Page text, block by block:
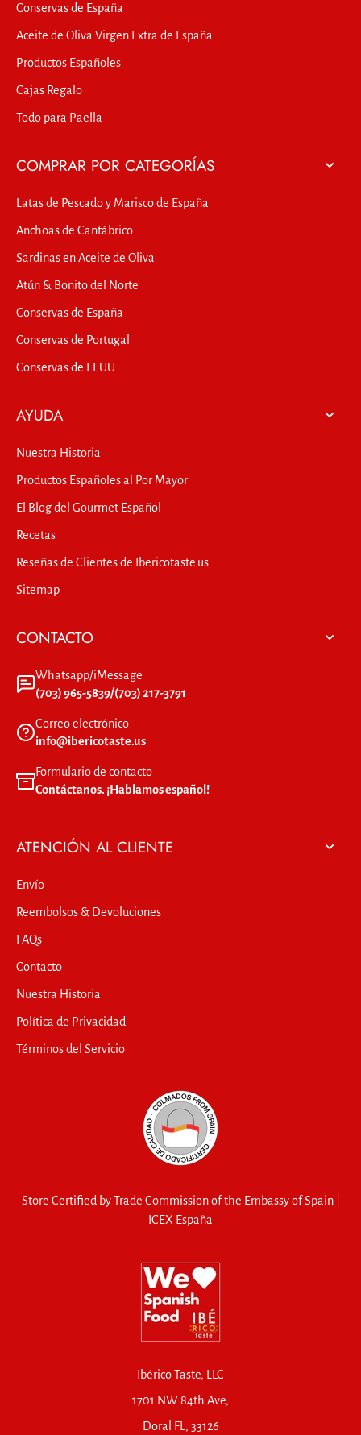
Conservas de España
Aceite de Oliva Virgen Extra de España
Productos Españoles
Cajas Regalo
Todo para Paella
COMPRAR POR CATEGORÍAS
Latas de Pescado y Marisco de España
Anchoas de Cantábrico
Sardinas en Aceite de Oliva
Atún & Bonito del Norte
Conservas de España
Conservas de Portugal
Conservas de EEUU
AYUDA
Nuestra Historia
Productos Españoles al Por Mayor
El Blog del Gourmet Español
Recetas
Reseñas de Clientes de Ibericotaste.us
Sitemap
CONTACTO
Whatsapp/iMessage
(703) 965-5839/(703) 217-3791
Correo electrónico
info@ibericotaste.us
Formulario de contacto
Contáctanos. ¡Hablamos español!
ATENCIÓN AL CLIENTE
Envío
Reembolsos & Devoluciones
FAQs
Contacto
Nuestra Historia
Política de Privacidad
Términos del Servicio
Store Certified by Trade Commission of the Embassy of Spain |
ICEX España
Ibérico Taste, LLC
1701 NW 84th Ave,
Doral FL, 33126